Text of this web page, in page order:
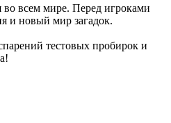
всем мире. Перед игроками
и новый мир загадок.
тестовых пробирок и